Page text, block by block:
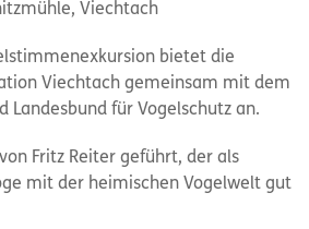
Viechtach
bietet die
Viechtach gemeinsam mit dem
Landesbund für Vogelschutz an.
Fritz Reiter geführt, der als
mit der heimischen Vogelwelt gut